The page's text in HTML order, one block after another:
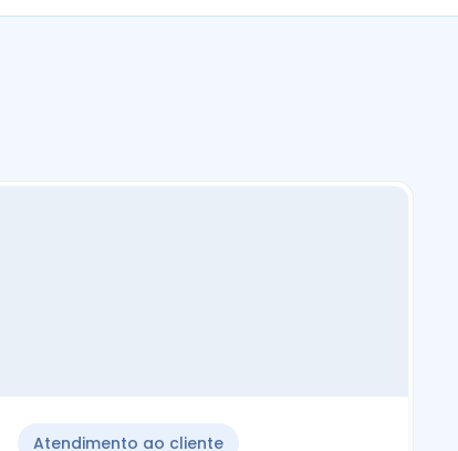
Atendimento ao cliente